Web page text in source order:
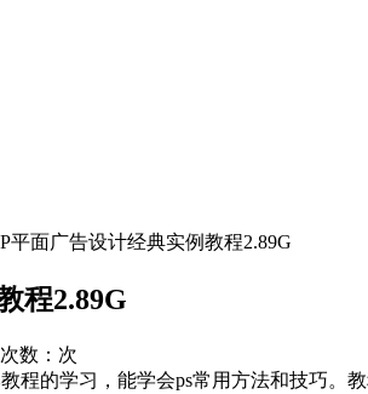
平面广告设计经典实例教程2.89G
程2.89G
数： 次
程的学习，能学会ps常用方法和技巧